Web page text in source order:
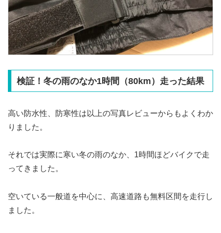
検証！冬の雨のなか1時間（80km）走った結果
高い防水性、防寒性は以上の写真レビューからもよくわか
りました。
それでは実際に寒い冬の雨のなか、1時間ほどバイクで走
ってきました。
空いている一般道を中心に、高速道路も無料区間を走行し
ました。